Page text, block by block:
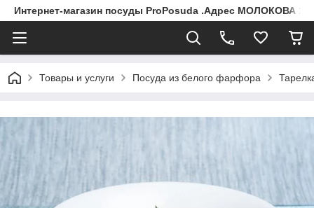
Интернет-магазин посуды ProPosuda .Адрес МОЛОКОВА
Товары и услуги Посуда из белого фарфора